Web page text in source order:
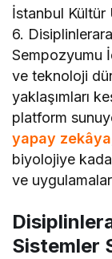
İstanbul Kültür
6.
Sempozyumu
ve teknoloji
yaklaşımları
platform
yapay zekâya
biyolojiye
ve
Sistemler